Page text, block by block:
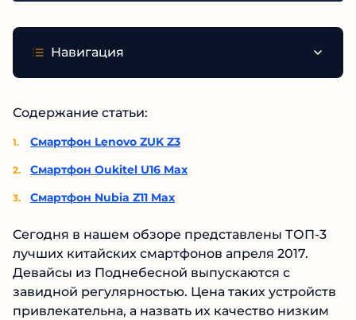
Навигация
Содержание статьи:
Смартфон Lenovo ZUK Z3
Смартфон Oukitel U16 Max
Смартфон Nubia Z11 Max
Сегодня в нашем обзоре представлены ТОП-3
лучших китайских смартфонов апреля 2017.
Девайсы из Поднебесной выпускаются с
завидной регулярностью. Цена таких устройств
привлекательна, а назвать их качество низким